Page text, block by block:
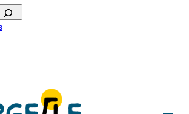
DES VACANCES POUR LES
11 ANS